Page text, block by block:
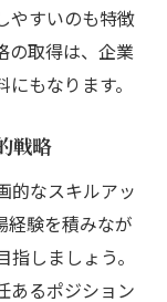
やすいのも特徴
の取得は、企業
もなります。
戦略
的なスキルアッ
経験を積みなが
しましょう。
あるポジション